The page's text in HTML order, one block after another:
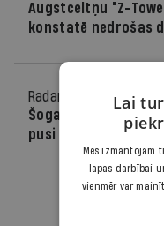
Augstceltņu "Z-
konstatē nedrošas
Radars
27.10.2011.
Šogad nereģistrētā
pusi lielāka
Lai
Mēs izmantojam
lapas darbībai
vienmēr var